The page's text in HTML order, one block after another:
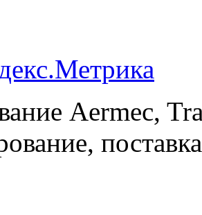
Aermec,